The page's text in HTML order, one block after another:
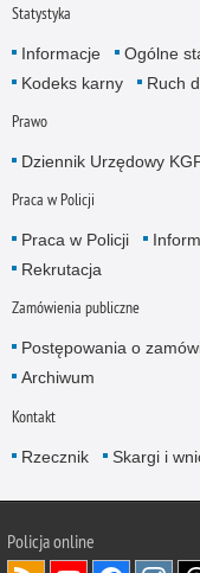
Statystyka
Informacje Ogólne
Kodeks karny
Ruch
Prawo
Dziennik Urzędowy
Praca w Policji
Praca w Policji
Rekrutacja
Zamówienia publiczne
Postępowania o
Archiwum
Kontakt
Rzecznik Skargi i
Policjaonline